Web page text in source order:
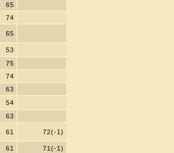
65
74
65
53
75
74
63
54
63
61 72(-1)
61 71(-1)